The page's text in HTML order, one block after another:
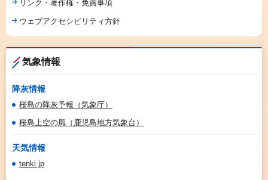
リンク・著作権・免責事項
ウェブアクセシビリティ方針
気象情報
降灰情報
桜島の降灰予報（気象庁）
桜島上空の風（鹿児島地方気象台）
天気情報
tenki.jp